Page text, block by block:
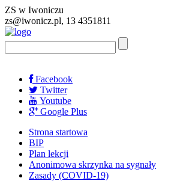
ZS w Iwoniczu
zs@iwonicz.pl, 13 4351811
Facebook
Twitter
Youtube
Google Plus
Strona startowa
BIP
Plan lekcji
Anonimowa skrzynka na sygnały
Zasady (COVID-19)